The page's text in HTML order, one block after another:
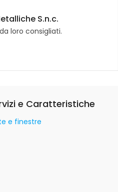
S.n.c.
loro consigliati.
e Caratteristiche
e finestre